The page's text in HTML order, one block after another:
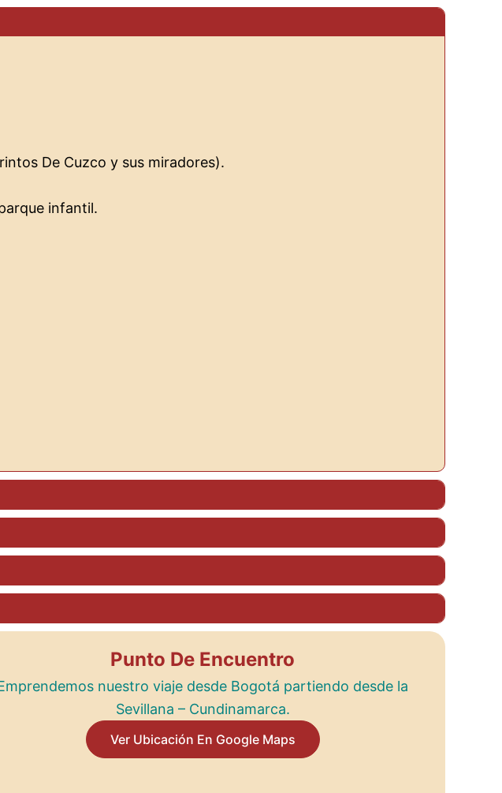
De Cuzco y sus miradores).
infantil.
Punto De Encuentro
nuestro viaje desde Bogotá partiendo desde la
Sevillana – Cundinamarca.
Ver Ubicación En Google Maps